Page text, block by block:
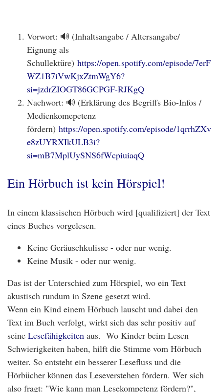
Vorwort: 🔊 (Inhaltsangabe / Altersangabe/
Eignung als
Schullektüre) https://open.spotify.com/episode/7erF
WZ1B7iVwKjxZtmWgY6?
si=jzdrZIOGT86GCPGF-RJKgQ
Nachwort: 🔊 (Erklärung des Begriffs Bio-Infos /
Medienkomepetenz
fördern) https://open.spotify.com/episode/1qrrhZXv
e8zUYRXIkULB3i?
si=mB7MplUySNS6fWcpiuiaqQ
Ein Hörbuch ist kein Hörspiel!
In einem klassischen Hörbuch wird [qualifiziert] der Text
eines Buches vorgelesen.
Keine Geräuschkulisse - oder nur wenig.
Keine Musik - oder nur wenig.
Das ist der Unterschied zum Hörspiel, wo ein Text
akustisch rundum in Szene gesetzt wird.
Wenn ein Kind einem Hörbuch lauscht und dabei den
Text im Buch verfolgt, wirkt sich das sehr positiv auf
seine Lesefähigkeiten aus. Wo Kinder beim Lesen
Schwierigkeiten haben, hilft die Stimme vom Hörbuch
weiter. So entsteht ein besserer Lesefluss und die
Hörbücher können das Leseverstehen fördern. Wer sich
also fragt: "Wie kann man Lesekompetenz fördern?",